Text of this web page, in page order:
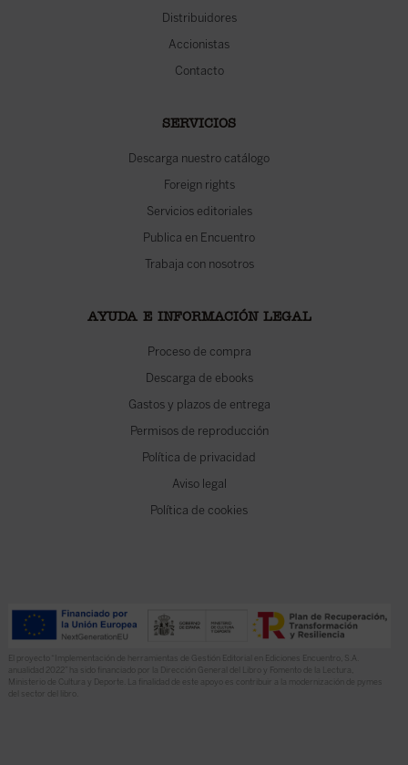
Distribuidores
Accionistas
Contacto
SERVICIOS
Descarga nuestro catálogo
Foreign rights
Servicios editoriales
Publica en Encuentro
Trabaja con nosotros
AYUDA E INFORMACIÓN LEGAL
Proceso de compra
Descarga de ebooks
Gastos y plazos de entrega
Permisos de reproducción
Política de privacidad
Aviso legal
Política de cookies
El proyecto “Implementación de herramientas de Gestión Editorial en Ediciones Encuentro, S.A.
anualidad 2022” ha sido financiado por la Dirección General del Libro y Fomento de la Lectura,
Ministerio de Cultura y Deporte. La finalidad de este apoyo es contribuir a la modernización de pymes
del sector del libro.